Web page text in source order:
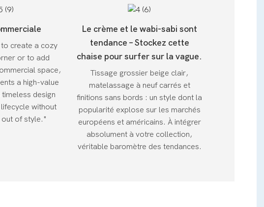
create a cozy
or to add
space,
a high-value
design
without
out of style."
Le crème et le wabi-sabi sont
tendance – Stockez cette
chaise pour surfer sur la vague.
Tissage grossier beige clair,
matelassage à neuf carrés et
finitions sans bords : un style dont la
popularité explose sur les marchés
européens et américains. À intégrer
absolument à votre collection,
véritable baromètre des tendances.